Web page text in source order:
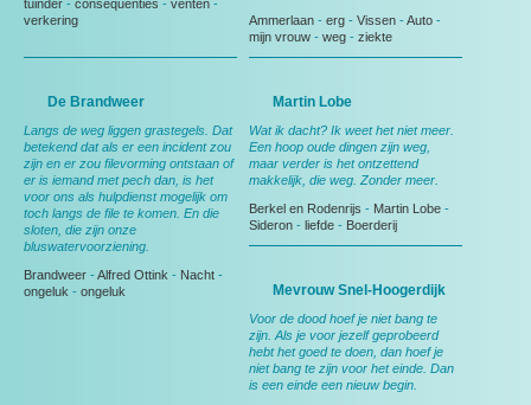
tuinder - consequenties - venten -
verkering
Ammerlaan - erg - Vissen -Auto -
mijn vrouw - weg - ziekte
De Brandweer
Langs de weg liggen grastegels. Dat
betekend dat als er een incident zou
zijn en er zou filevorming ontstaan of
er is iemand met pech dan, is het
voor ons als hulpdienst mogelijk om
toch langs de file te komen. En die
sloten, die zijn onze
bluswatervoorziening.
Brandweer - Alfred Ottink - Nacht -
ongeluk - ongeluk
Martin Lobe
Wat ik dacht? Ik weet het niet meer.
Een hoop oude dingen zijn weg,
maar verder is het ontzettend
makkelijk, die weg. Zonder meer.
Berkel en Rodenrijs - Martin Lobe -
Sideron - liefde - Boerderij
Mevrouw Snel-Hoogerdijk
Voor de dood hoef je niet bang te
zijn. Als je voor jezelf geprobeerd
hebt het goed te doen, dan hoef je
niet bang te zijn voor het einde. Dan
is een einde een nieuw begin.